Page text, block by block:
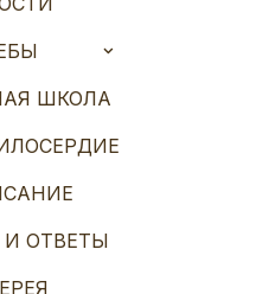
ШКОЛА
ОТВЕТЫ